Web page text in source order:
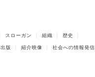
スローガン 組織 歴史
出版 紹介映像 社会への情報発信